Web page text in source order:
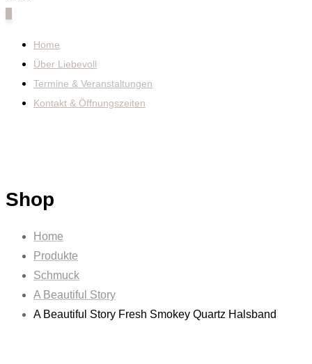
Home
Über Liebevoll
Termine & Veranstaltungen
Kontakt & Öffnungszeiten
Shop
Home
Produkte
Schmuck
A Beautiful Story
A Beautiful Story Fresh Smokey Quartz Halsband